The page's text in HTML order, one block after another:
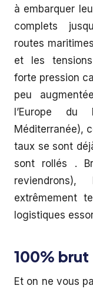
à embarquer
complets
routes
et les
forte pression
peu
l’Europe
Méditerranée),
taux se sont
sont rollés .
extrêmement
logistiques
100% brut
Et on ne vous